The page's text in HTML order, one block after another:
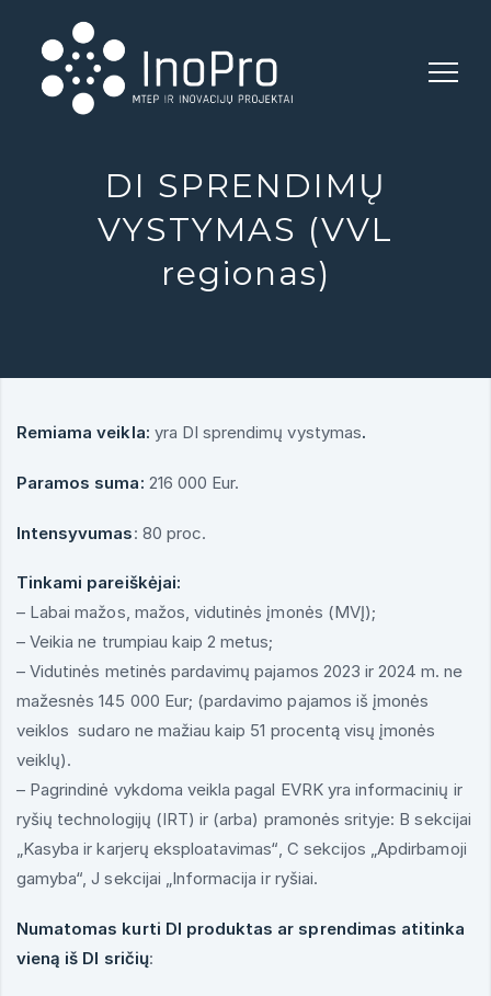
INOPRO
DI SPRENDIMŲ
VYSTYMAS (VVL
regionas)
Remiama veikla: yra DI sprendimų vystymas.
Paramos suma: 216 000 Eur.
Intensyvumas: 80 proc.
Tinkami pareiškėjai:
– Labai mažos, mažos, vidutinės įmonės (MVĮ);
– Veikia ne trumpiau kaip 2 metus;
– Vidutinės metinės pardavimų pajamos 2023 ir 2024 m. ne
mažesnės 145 000 Eur; (pardavimo pajamos iš įmonės
veiklos sudaro ne mažiau kaip 51 procentą visų įmonės
veiklų).
– Pagrindinė vykdoma veikla pagal EVRK yra informacinių ir
ryšių technologijų (IRT) ir (arba) pramonės srityje: B sekcijai
„Kasyba ir karjerų eksploatavimas“, C sekcijos „Apdirbamoji
gamyba“, J sekcijai „Informacija ir ryšiai.
Numatomas kurti DI produktas ar sprendimas atitinka
vieną iš DI sričių: